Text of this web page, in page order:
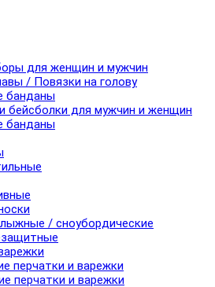
для женщин и мужчин
/ Повязки на голову
банданы
бейсболки для мужчин и женщин
банданы
/ сноубордические
перчатки и варежки
перчатки и варежки